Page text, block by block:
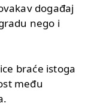
događaj
nego i
braće istoga
među